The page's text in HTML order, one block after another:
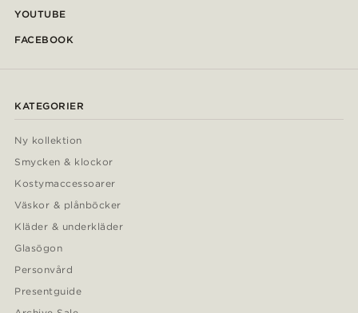
YOUTUBE
FACEBOOK
KATEGORIER
Ny kollektion
Smycken & klockor
Kostymaccessoarer
Väskor & plånböcker
Kläder & underkläder
Glasögon
Personvård
Presentguide